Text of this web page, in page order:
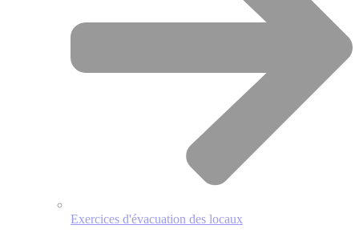
Exercices d'évacuation des locaux